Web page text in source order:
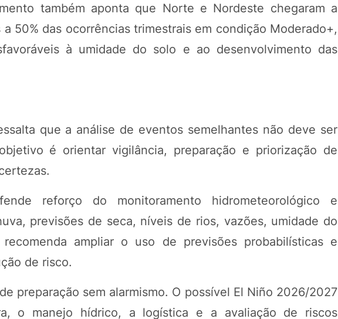
também aponta que Norte e Nordeste chegaram a
50% das ocorrências trimestrais em condição Moderado+,
à umidade do solo e ao desenvolvimento das
que a análise de eventos semelhantes não deve ser
é orientar vigilância, preparação e priorização de
reforço do monitoramento hidrometeorológico e
previsões de seca, níveis de rios, vazões, umidade do
ampliar o uso de previsões probabilísticas e
de risco.
preparação sem alarmismo. O possível El Niño 2026/2027
o manejo hídrico, a logística e a avaliação de riscos